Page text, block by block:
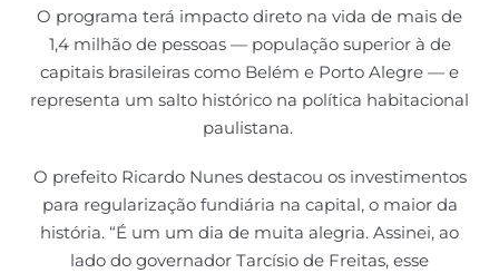
O programa terá impacto direto na vida de mais de
1,4 milhão de pessoas — população superior à de
capitais brasileiras como Belém e Porto Alegre — e
representa um salto histórico na política habitacional
paulistana.
O prefeito Ricardo Nunes destacou os investimentos
para regularização fundiária na capital, o maior da
história. “É um um dia de muita alegria. Assinei, ao
lado do governador Tarcísio de Freitas, esse